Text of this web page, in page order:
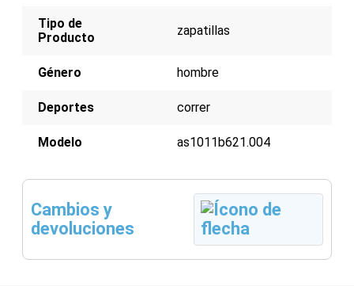
Tipo de
Producto
zapatillas
Género hombre
Deportes correr
Modelo as1011b621.004
Cambios y
devoluciones